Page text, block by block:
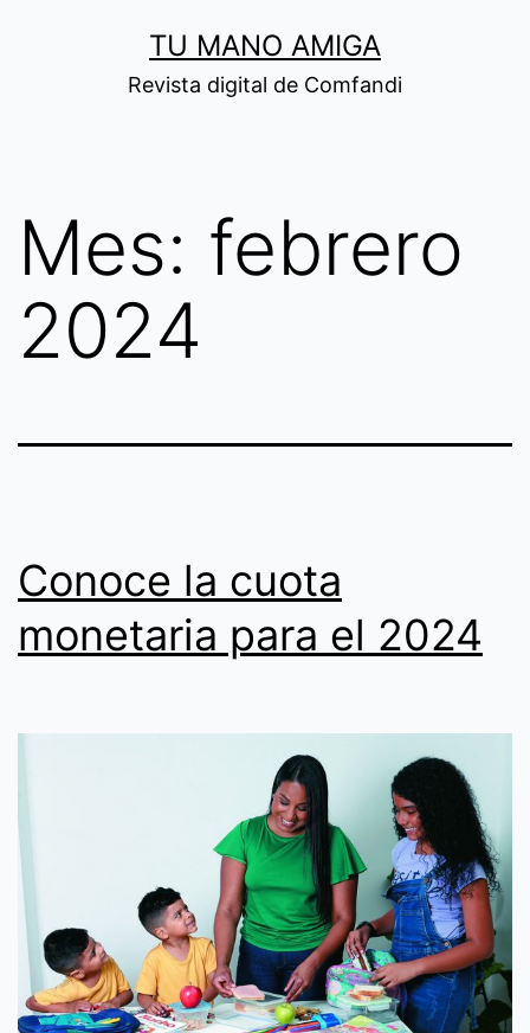
TU MANO AMIGA
Revista digital de Comfandi
Mes: febrero
2024
Conoce la cuota
monetaria para el 2024